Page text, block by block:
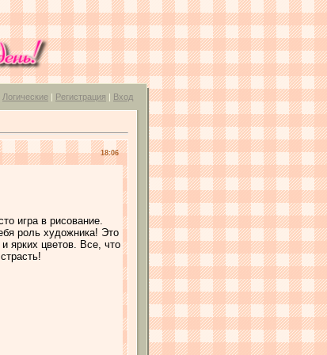
Логические | Регистрация | Вход
18:06
игра в рисование.
роль художника! Это
ярких цветов. Все, что